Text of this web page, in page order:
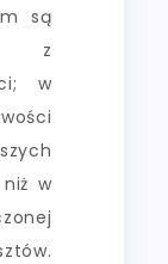
są
z
w
niż w